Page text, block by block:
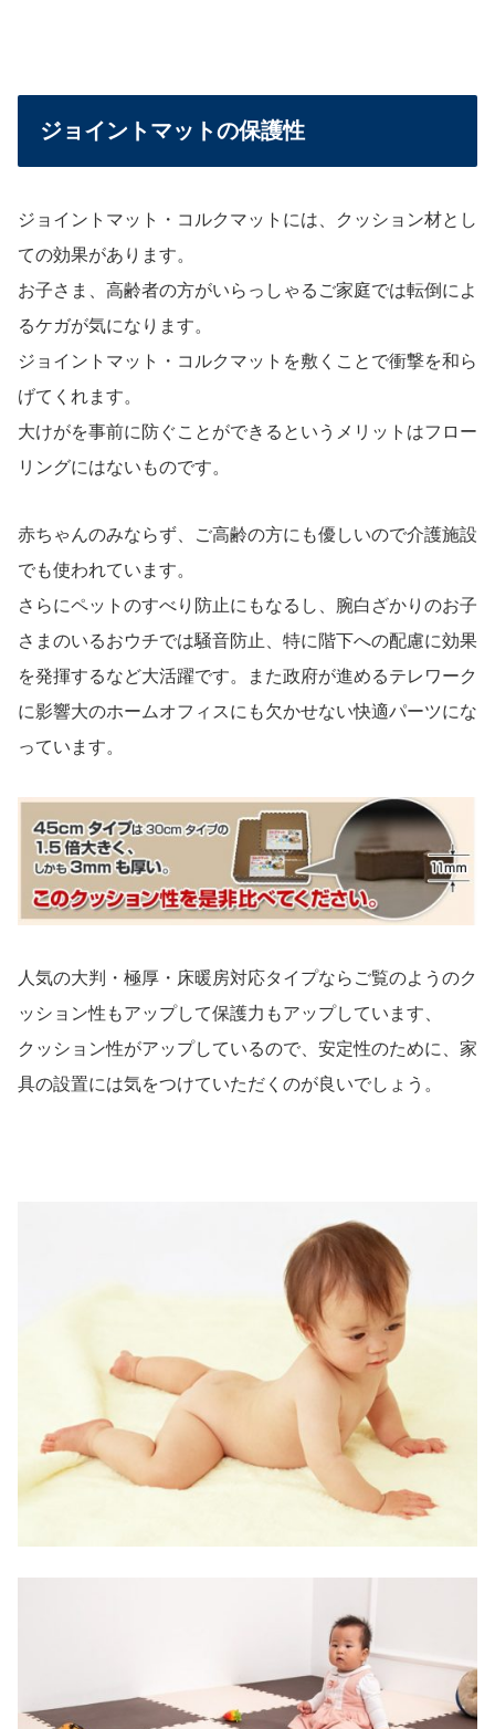
ジョイントマットの保護性
ジョイントマット・コルクマットには、クッション材とし
ての効果があります。
お子さま、高齢者の方がいらっしゃるご家庭では転倒によ
るケガが気になります。
ジョイントマット・コルクマットを敷くことで衝撃を和ら
げてくれます。
大けがを事前に防ぐことができるというメリットはフロー
リングにはないものです。
赤ちゃんのみならず、ご高齢の方にも優しいので介護施設
でも使われています。
さらにペットのすべり防止にもなるし、腕白ざかりのお子
さまのいるおウチでは騒音防止、特に階下への配慮に効果
を発揮するなど大活躍です。また政府が進めるテレワーク
に影響大のホームオフィスにも欠かせない快適パーツにな
っています。
人気の大判・極厚・床暖房対応タイプならご覧のようのク
ッション性もアップして保護力もアップしています、
クッション性がアップしているので、安定性のために、家
具の設置には気をつけていただくのが良いでしょう。